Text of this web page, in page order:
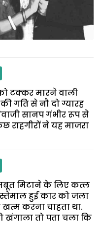
टक्कर मारने वाली
गति से नौ दो ग्यारह
सानप गंभीर रूप से
ने यह माजरा
मिटाने के लिए कत्ल
हुई कार को जला
करना चाहता था.
तो पता चला कि